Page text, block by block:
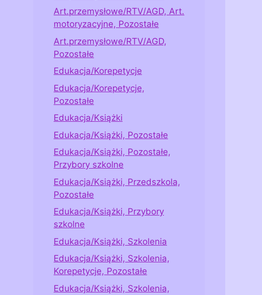
Art.przemysłowe/RTV/AGD, Art.
motoryzacyjne, Pozostałe
Art.przemysłowe/RTV/AGD,
Pozostałe
Edukacja/Korepetycje
Edukacja/Korepetycje,
Pozostałe
Edukacja/Książki
Edukacja/Książki, Pozostałe
Edukacja/Książki, Pozostałe,
Przybory szkolne
Edukacja/Książki, Przedszkola,
Pozostałe
Edukacja/Książki, Przybory
szkolne
Edukacja/Książki, Szkolenia
Edukacja/Książki, Szkolenia,
Korepetycje, Pozostałe
Edukacja/Książki, Szkolenia,